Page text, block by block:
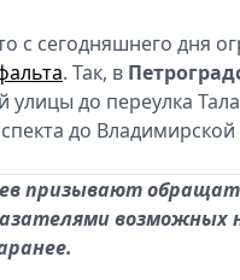
с сегодняшнего дня
. Так, в
улицы до переулка
до
призывают
возможных